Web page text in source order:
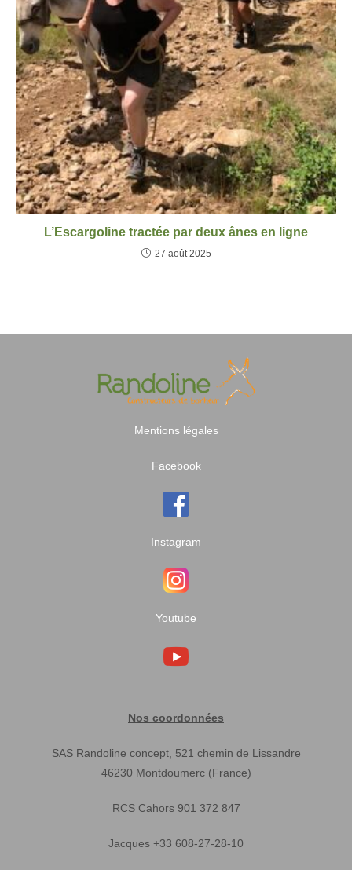
L’Escargoline tractée par deux ânes en ligne
27 août 2025
Mentions légales
Facebook
Instagram
Youtube
Nos coordonnées
SAS Randoline concept, 521 chemin de Lissandre
46230 Montdoumerc (France)
RCS Cahors 901 372 847
Jacques +33 608-27-28-10